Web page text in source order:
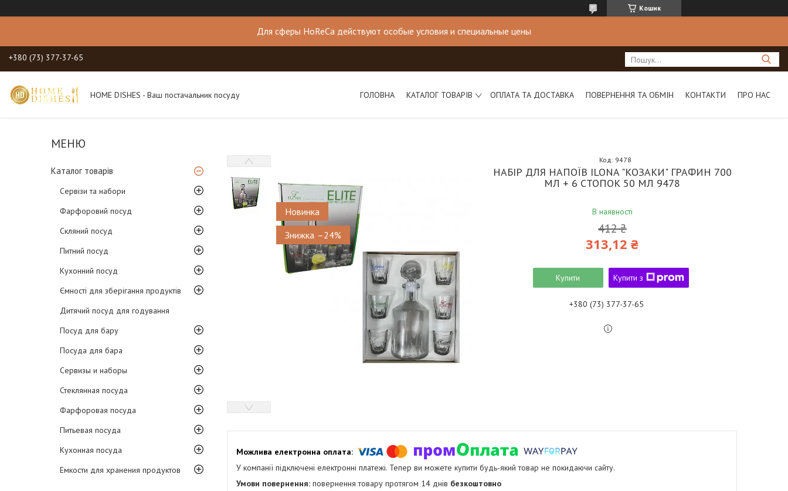
Кошик
Для сферы HoReCa действуют особые условия и специальные цены
+380 (73) 377-37-65
HOME DISHES - Ваш постачальник посуду ГОЛОВНА КАТАЛОГ ТОВАРІВ ОПЛАТА ТА ДОСТАВКА ПОВЕРНЕННЯ ТА ОБМІН КОНТАКТИ ПРО НАС
Каталог товарів
Сервізи та набори
Фарфоровий посуд
Скляний посуд
Питний посуд
Кухонний посуд
Ємності для зберігання продуктів
Дитячий посуд для годування
Посуд для бару
Посуда для бара
Сервизы и наборы
Стеклянная посуда
Фарфоровая посуда
Питьевая посуда
Кухонная посуда
Емкости для хранения продуктов
Новинка
–24%
НАБІР ДЛЯ НАПОЇВ ILONA "КОЗАКИ" ГРАФИН 700
МЛ + 6 СТОПОК 50 МЛ 9478
В наявності
Код: 9478
412 ₴
313,12 ₴
Купити Купити з
+380 (73) 377-37-65
У компанії підключені електронні платежі. Тепер ви можете купити будь-який товар не покидаючи сайту.
повернення товару протягом 14 днів безкоштовно